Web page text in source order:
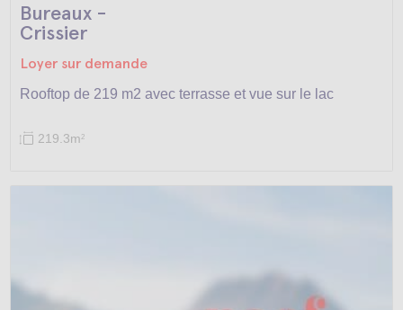
Bureaux -
Crissier
Loyer sur demande
Rooftop de 219 m2 avec terrasse et vue sur le lac
219.3m2